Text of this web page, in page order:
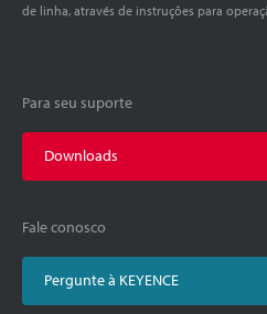
de linha, através de instruções para
Para seu suporte
Downloads
Fale conosco
Pergunte à KEYENCE